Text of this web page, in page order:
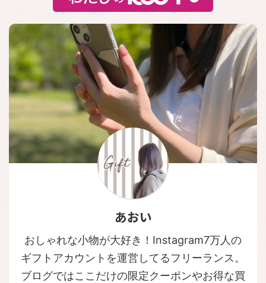
あおい
おしゃれな小物が大好き！Instagram7万人の
ギフトアカウントを運営してるフリーランス。
ブログではここだけの限定クーポンやお得な買